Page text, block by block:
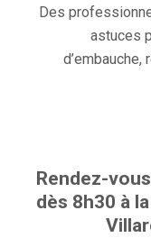
Des
astuces
d’embauche,
Rendez-
dès 8h30 à